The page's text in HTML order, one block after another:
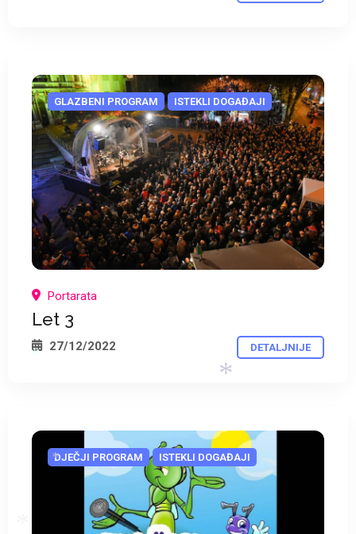
GLAZBENI PROGRAM ISTEKLI DOGAĐAJI
Portarata
Let 3
27/12/2022 DETALJNIJE
DJEČJI PROGRAM ISTEKLI DOGAĐAJI
*
*